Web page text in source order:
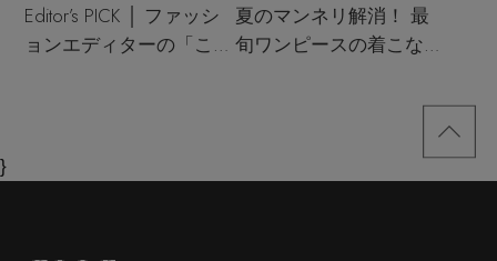
Editor’s PICK │ ファッシ
ョンエディターの「これ
夏のマンネリ解消！ 最
旬ワンピースの着こなし
}